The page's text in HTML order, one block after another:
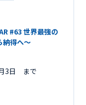
#63 世界最強の
得へ～
3日 まで